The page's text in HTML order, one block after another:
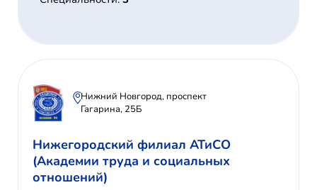
Нижний Новгород, проспект
Гагарина, 25Б
Нижегородский филиал АТиСО
(Академии труда и социальных
отношений)